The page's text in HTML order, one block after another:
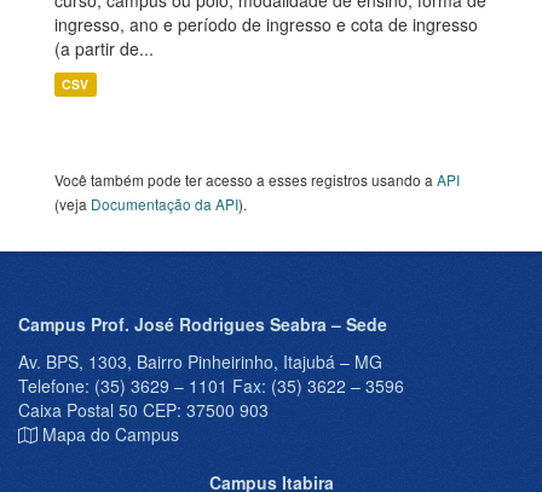
ingresso, ano e período de ingresso e cota de ingresso
(a partir de...
CSV
Você também pode ter acesso a esses registros usando a API
(veja Documentação da API).
Campus Prof. José Rodrigues Seabra – Sede
Av. BPS, 1303, Bairro Pinheirinho, Itajubá – MG
Telefone: (35) 3629 – 1101 Fax: (35) 3622 – 3596
Caixa Postal 50 CEP: 37500 903
Mapa do Campus
Campus Itabira